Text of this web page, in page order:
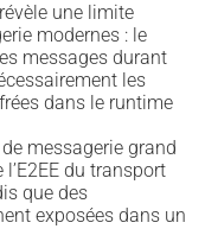
une limite
modernes : le
messages durant
les
dans le runtime
messagerie grand
du transport
que des
exposées dans un